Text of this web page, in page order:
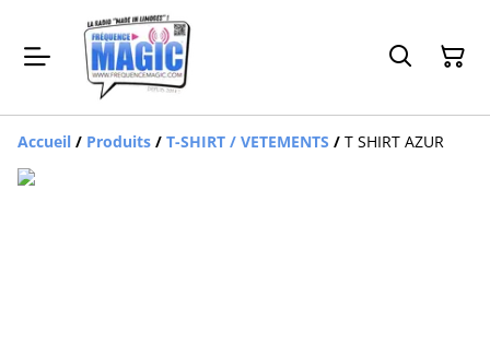
Accueil / Produits / T-SHIRT / VETEMENTS / T SHIRT AZUR